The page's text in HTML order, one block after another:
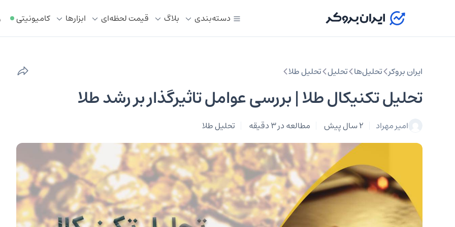
دسته‌بندی بلاگ قیمت لحظه‌ای ابزار‌ها کامیونیتی
ایران بروکر تحلیل‌ها تحلیل‌ تحلیل طلا
تحلیل تکنیکال طلا | بررسی عوامل تاثیرگذار بر رشد طلا
امیر مهراد 2 سال پیش مطالعه در 3 دقیقه تحلیل طلا